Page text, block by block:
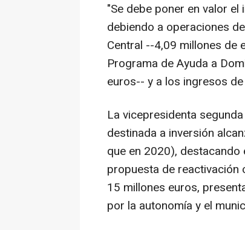
"Se debe poner en valor
debiendo a operaciones
Central --4,09 millones de
Programa de Ayuda a
euros-- y a los ingresos
La vicepresidenta
destinada a inversión
que en 2020), destacando
propuesta de reactivación
15 millones euros,
por la autonomía y el